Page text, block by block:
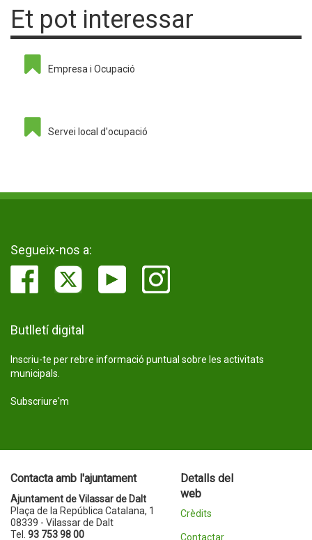
Et pot interessar
Empresa i Ocupació
Servei local d'ocupació
Segueix-nos a:
Butlletí digital
Inscriu-te per rebre informació puntual sobre les activitats
municipals.
Subscriure'm
Contacta amb l'ajuntament
Ajuntament de Vilassar de Dalt
Plaça de la República Catalana, 1
08339 - Vilassar de Dalt
Tel. 93 753 98 00
Detalls del
web
Crèdits
Contactar